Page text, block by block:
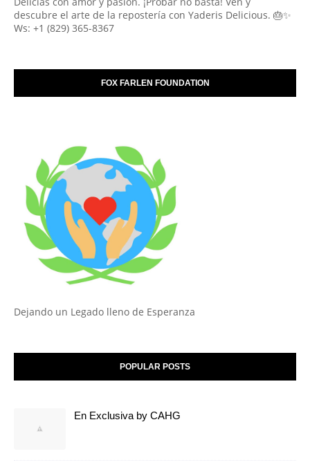
descubre el arte de la repostería con Yaderis Delicious. 🎂✨
Ws: +1 (829) 365-8367
FOX FARLEN FOUNDATION
Dejando un Legado lleno de Esperanza
POPULAR POSTS
En Exclusiva by CAHG